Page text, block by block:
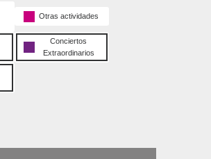
Otras actividades
Conciertos
Extraordinarios